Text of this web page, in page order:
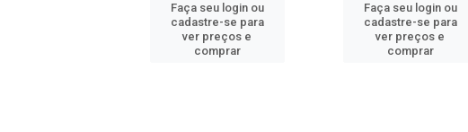
Faça seu login ou
cadastre-se para
ver preços e
comprar
Faça seu login ou
cadastre-se para
ver preços e
comprar